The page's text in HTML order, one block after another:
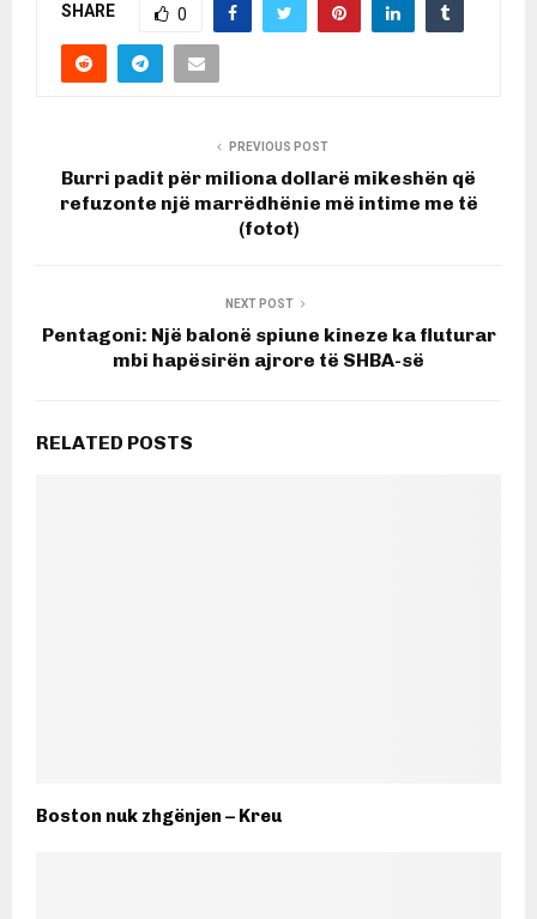
SHARE 0
PREVIOUS POST
Burri padit për miliona dollarë mikeshën që
refuzonte një marrëdhënie më intime me të
(fotot)
NEXT POST
Pentagoni: Një balonë spiune kineze ka fluturar
mbi hapësirën ajrore të SHBA-së
RELATED POSTS
Boston nuk zhgënjen – Kreu